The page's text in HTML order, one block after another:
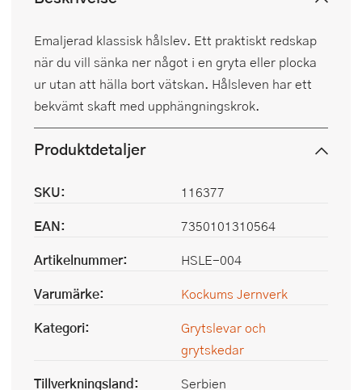
Emaljerad klassisk hålslev. Ett praktiskt redskap
när du vill sänka ner något i en gryta eller plocka
ur utan att hälla bort vätskan. Hålsleven har ett
bekvämt skaft med upphängningskrok.
Produktdetaljer
SKU:
116377
EAN:
7350101310564
Artikelnummer:
HSLE-004
Varumärke:
Kockums Jernverk
Kategori:
Grytslevar och
grytskedar
Tillverkningsland:
Serbien